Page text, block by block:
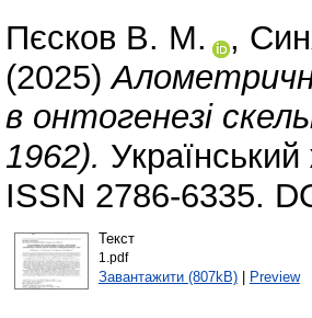
Пєсков В. М. ,
(2025)
в онтогенезі
1962).
ISSN 2786-6335.
Текст
1.pdf
Завантажити (807kB)| Preview